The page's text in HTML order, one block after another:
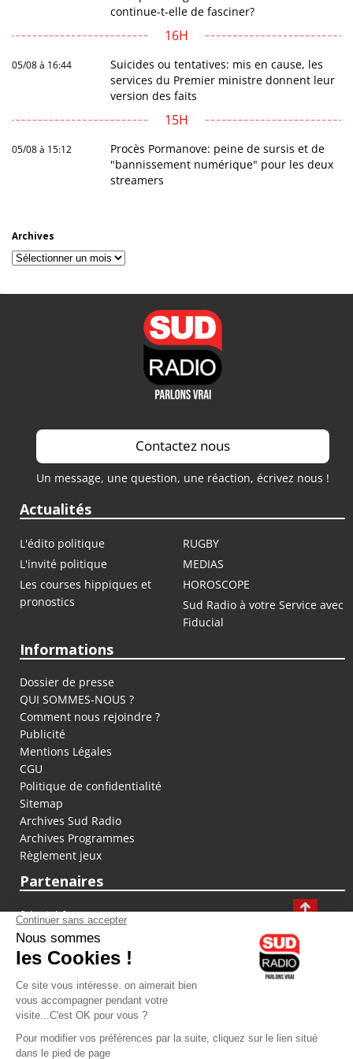
continue-t-elle de fasciner?
16H
05/08 à 16:44
Suicides ou tentatives: mis en cause, les
services du Premier ministre donnent leur
version des faits
15H
05/08 à 15:12
Procès Pormanove: peine de sursis et de
"bannissement numérique" pour les deux
streamers
Archives
Archives
Contactez nous
Un message, une question, une réaction, écrivez nous !
Actualités
L'édito politique
RUGBY
L'invité politique
MEDIAS
Les courses hippiques et
pronostics
HOROSCOPE
Sud Radio à votre Service avec
Fiducial
Informations
Dossier de presse
QUI SOMMES-NOUS ?
Comment nous rejoindre ?
Publicité
Mentions Légales
CGU
Politique de confidentialité
Sitemap
Archives Sud Radio
Archives Programmes
Règlement jeux
Partenaires
fiducial.fr
lyoncapitale.fr
olympique-et-lyonnais.com
L'application Iphone / Android
Téléchargez l'application